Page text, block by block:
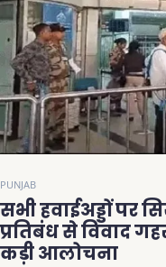
PUNJAB
सभी हवाईअड्डों पर
प्रतिबंध से विवाद
कड़ी आलोचना